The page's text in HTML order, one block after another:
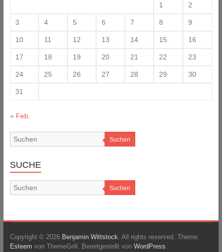
1 2
3 4 5 6 7 8 9
10 11 12 13 14 15 16
17 18 19 20 21 22 23
24 25 26 27 28 29 30
31
« Feb.
Suchen
SUCHE
Suchen
Copyright © 2026 Benjamin Wittstock. All rights reserved. Theme:
Esteem von ThemeGrill. Bereitgestellt von WordPress.